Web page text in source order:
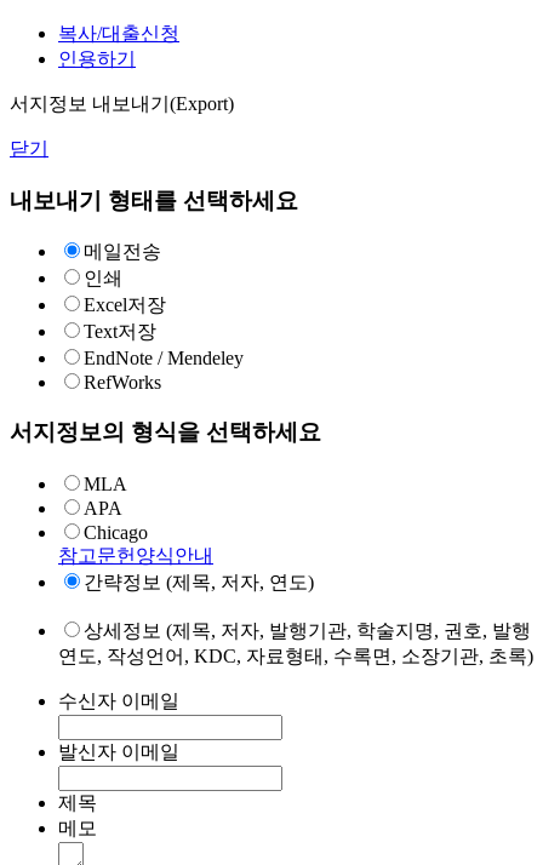
복사/대출신청
인용하기
서지정보 내보내기(Export)
닫기
내보내기 형태를 선택하세요
메일전송
인쇄
Excel저장
Text저장
EndNote / Mendeley
RefWorks
서지정보의 형식을 선택하세요
MLA
APA
Chicago
참고문헌양식안내
간략정보 (제목, 저자, 연도)
상세정보 (제목, 저자, 발행기관, 학술지명, 권호, 발행
연도, 작성언어, KDC, 자료형태, 수록면, 소장기관, 초록)
수신자 이메일
발신자 이메일
제목
메모